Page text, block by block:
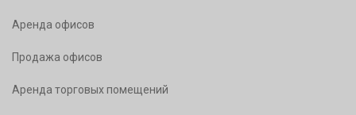
Аренда офисов
Продажа офисов
Аренда торговых помещений